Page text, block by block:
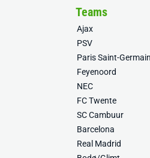
Teams
Ajax
PSV
Paris Saint-Germain
Feyenoord
NEC
FC Twente
SC Cambuur
Barcelona
Real Madrid